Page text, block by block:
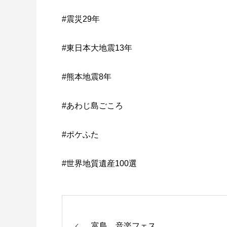
#震災29年
#東日本大地震13年
#熊本地震8年
#あわじ島ごころ
#ポケふた
#世界地質遺産100選